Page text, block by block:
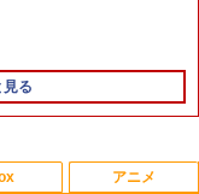
堂]【送料無料】
中】 新型 PS5 Slim /
PS5スリム用 冷却
3段階風速調整 LED
音 急速冷却 放熱
ィスク/デジタル版
る
アニメ